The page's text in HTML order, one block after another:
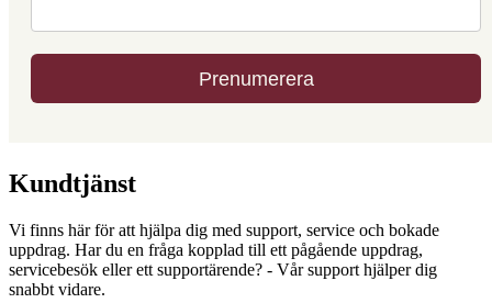
Kundtjänst
Vi finns här för att hjälpa dig med support, service och bokade
uppdrag. Har du en fråga kopplad till ett pågående uppdrag,
servicebesök eller ett supportärende? - Vår support hjälper dig
snabbt vidare.